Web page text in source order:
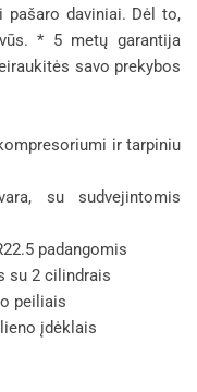
pašaro daviniai. Dėl to,
* 5 metų garantija
savo prekybos
ir tarpiniu
su sudvejintomis
padangomis
su 2 cilindrais
peiliais
įdėklais